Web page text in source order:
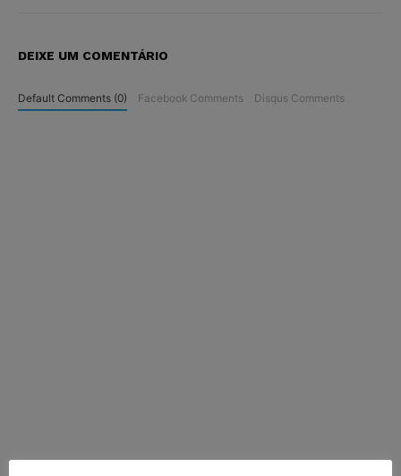
DEIXE UM COMENTÁRIO
Default Comments (0) Facebook Comments Disqus Comments